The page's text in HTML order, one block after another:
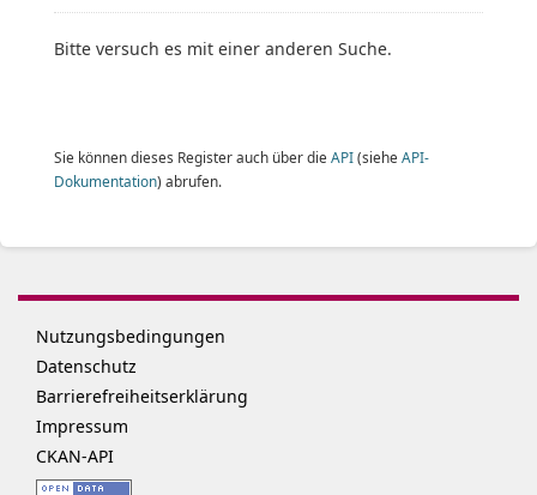
Bitte versuch es mit einer anderen Suche.
Sie können dieses Register auch über die API(siehe API-
Dokumentation) abrufen.
Nutzungsbedingungen
Datenschutz
Barrierefreiheitserklärung
Impressum
CKAN-API